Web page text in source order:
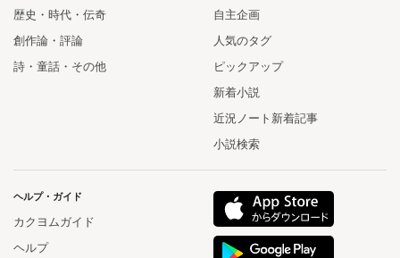
歴史・時代・伝奇
創作論・評論
詩・童話・その他
自主企画
人気のタグ
ピックアップ
新着小説
近況ノート新着記事
小説検索
ヘルプ・ガイド
カクヨムガイド
ヘルプ